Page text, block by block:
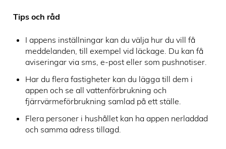
Tips och råd
I appens inställningar kan du välja hur du vill få
meddelanden, till exempel vid läckage. Du kan få
aviseringar via sms, e‑post eller som pushnotiser.
Har du flera fastigheter kan du lägga till dem i
appen och se all vattenförbrukning och
fjärrvärmeförbrukning samlad på ett ställe.
Flera personer i hushållet kan ha appen nerladdad
och samma adress tillagd.